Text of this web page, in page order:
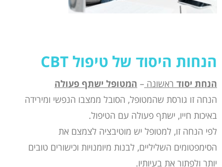
הנחות היסוד של טיפול CBT
הנחת יסוד ראשונה – המטופל ישתף פעולה
הנחה זו גורסת שהמטופל, הסובל ממצבו הנפשי ומירידה
באיכות חייו, ישתף פעולה עם הטיפול.
לפי הנחה זו, למטופל יש מוטיבציה לצמצם את
הסימפטומים השליליים, לבנות מיומנויות וכישורים טובים
יותר ולפתור את בעיותיו.